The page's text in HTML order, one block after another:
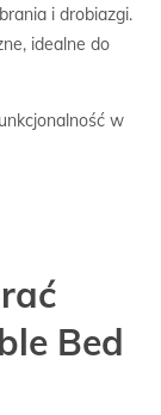
i drobiazgi.
idealne do
w
Bed